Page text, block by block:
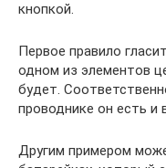
кнопкой.
Первое правило
одном из элементов
будет.
проводнике он есть и
Другим примером